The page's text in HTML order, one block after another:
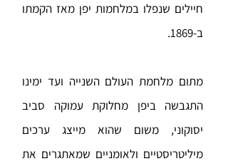
חיילים שנפלו במלחמות יפן מאז הקמתו
ב-1869.
מתום מלחמת העולם השנייה ועד ימינו
התגבשה ביפן מחלוקת עמוקה סביב
יסוקוני, משום שהוא מייצג ערכים
מיליטריסטיים ולאומניים שמאתגרים את